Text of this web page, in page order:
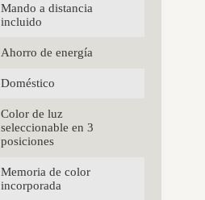
Mando a distancia
incluido
Ahorro de energía
Doméstico
Color de luz
seleccionable en 3
posiciones
Memoria de color
incorporada